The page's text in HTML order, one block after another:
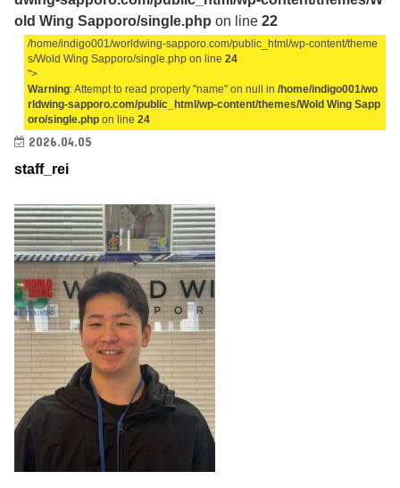
old Wing Sapporo/single.php on line22
/home/indigo001/worldwing-sapporo.com/public_html/wp-content/theme
s/Wold Wing Sapporo/single.php on line24
">
Warning: Attempt to read property "name" on null in/home/indigo001/wo
rldwing-sapporo.com/public_html/wp-content/themes/Wold Wing Sapp
oro/single.php on line24
2026.04.05
staff_rei